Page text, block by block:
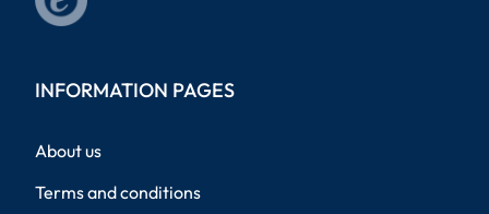
INFORMATION PAGES
About us
Terms and conditions